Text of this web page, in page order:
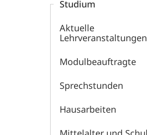
Mittelalters
Studium
Aktuelle
Lehrveranstaltungen
Modul­­beauftragte
Sprechstunden
Hausarbeiten